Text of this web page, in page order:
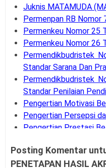
Juknis MATAMUDA
Permenpan RB Nomor
Permenkeu Nomor 25
Permenkeu Nomor 26
Permendikbudristek
Standar Sarana Dan
Permendikbudristek
Standar Penilaian
Pengertian Motivasi
Pengertian Persepsi
Pengertian Prestasi
Bank Soal UM-PTKIN
Pengertian dan
Posting Komentar
PENETAPAN HASIL